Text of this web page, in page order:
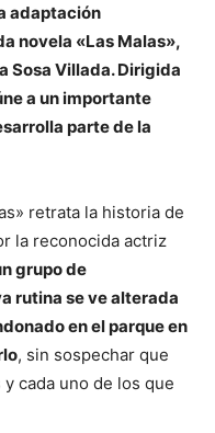
adaptación
novela «Las Malas»,
Sosa Villada. Dirigida
a un importante
parte de la
retrata la historia de
la reconocida actriz
grupo de
rutina se ve alterada
en el parque en
, sin sospechar que
cada uno de los que